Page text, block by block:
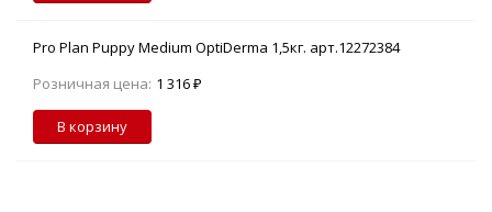
Pro Plan Puppy Medium OptiDerma 1,5кг. арт.12272384
Розничная цена: 1 316 ₽
В корзину